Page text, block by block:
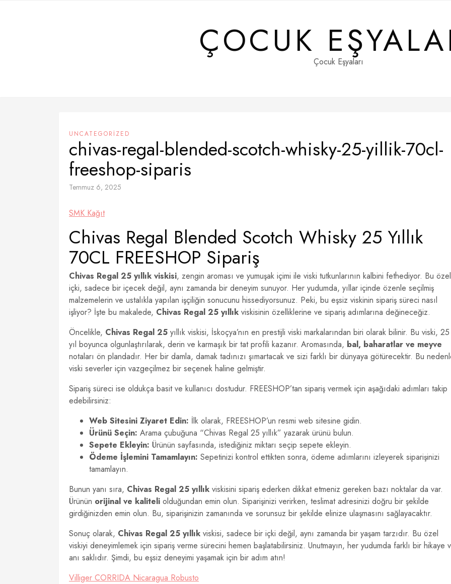
ÇOCUKÇocuk Eşyaları
UNCATEGORIZED
chivas-regal-blended-scotch-whisky-25-yillik-70cl-
freeshop-siparis
Temmuz 6, 2025
SMK Kağıt
Chivas Regal Blended Scotch Whisky 25 Yıllık
70CL FREESHOP Sipariş
Chivas Regal 25 yıllık viskisi, zengin aroması ve yumuşak içimi ile viski tutkunlarının kalbini fethediyor. Bu özel
içki, sadece bir içecek değil, aynı zamanda bir deneyim sunuyor. Her yudumda, yıllar içinde özenle seçilmiş
malzemelerin ve ustalıkla yapılan işçiliğin sonucunu hissediyorsunuz. Peki, bu eşsiz viskinin sipariş süreci nasıl
işliyor? İşte bu makalede, Chivas Regal 25 yıllık viskisinin özelliklerine ve sipariş adımlarına değineceğiz.
Öncelikle, Chivas Regal 25 yıllık viskisi, İskoçya’nın en prestijli viski markalarından biri olarak bilinir. Bu viski, 25
yıl boyunca olgunlaştırılarak, derin ve karmaşık bir tat profili kazanır. Aromasında, bal, baharatlar ve meyve
notaları ön plandadır. Her bir damla, damak tadınızı şımartacak ve sizi farklı bir dünyaya götürecektir. Bu
viski severler için vazgeçilmez bir seçenek haline gelmiştir.
Sipariş süreci ise oldukça basit ve kullanıcı dostudur. FREESHOP’tan sipariş vermek için aşağıdaki adımları takip
edebilirsiniz:
Web Sitesini Ziyaret Edin: İlk olarak, FREESHOP’un resmi web sitesine gidin.
Ürünü Seçin: Arama çubuğuna “Chivas Regal 25 yıllık” yazarak ürünü bulun.
Sepete Ekleyin: Ürünün sayfasında, istediğiniz miktarı seçip sepete ekleyin.
Ödeme İşlemini Tamamlayın: Sepetinizi kontrol ettikten sonra, ödeme adımlarını izleyerek siparişinizi
tamamlayın.
Bunun yanı sıra, Chivas Regal 25 yıllık viskisini sipariş ederken dikkat etmeniz gereken bazı noktalar da var.
Ürünün orijinal ve kaliteli olduğundan emin olun. Siparişinizi verirken, teslimat adresinizi doğru bir şekilde
girdiğinizden emin olun. Bu, siparişinizin zamanında ve sorunsuz bir şekilde elinize ulaşmasını sağlayacaktır.
Sonuç olarak, Chivas Regal 25 yıllık viskisi, sadece bir içki değil, aynı zamanda bir yaşam tarzıdır. Bu özel
viskiyi deneyimlemek için sipariş verme sürecini hemen başlatabilirsiniz. Unutmayın, her yudumda farklı bir hikaye
anı saklıdır. Şimdi, bu eşsiz deneyimi yaşamak için bir adım atın!
Villiger CORRIDA Nicaragua Robusto